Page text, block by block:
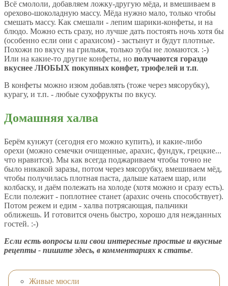
Всё смололи, добавляем ложку-другую мёда, и вмешиваем в
орехово-шоколадную массу. Мёда нужно мало, только чтобы
смешать массу. Как смешали - лепим шарики-конфеты, и на
блюдо. Можно есть сразу, но лучше дать постоять ночь хотя бы
(особенно если они с арахисом) - застынут и будут плотные.
Похожи по вкусу на грильяж, только зубы не ломаются. :-)
Или на какие-то другие конфеты, но получаются гораздо
вкуснее ЛЮБЫХ покупных конфет, трюфелей и т.п.
В конфеты можно изюм добавлять (тоже через мясорубку),
курагу, и т.п. - любые сухофрукты по вкусу.
Домашняя халва
Берём кунжут (сегодня его можно купить), и какие-либо
орехи (можно семечки очищенные, арахис, фундук, грецкие...
что нравится). Мы как всегда поджариваем чтобы точно не
было никакой заразы, потом через мясорубку, вмешиваем мёд,
чтобы получилась плотная паста, дальше катаем шар, или
колбаску, и даём полежать на холоде (хотя можно и сразу есть).
Если полежит - поплотнее станет (арахис очень способствует).
Потом режем и едим - халва потрясающая, пальчики
оближешь. И готовится очень быстро, хорошо для нежданных
гостей. :-)
Если есть вопросы или свои интересные простые и вкусные
рецепты - пишите здесь, в комментариях к статье.
Живые мюсли